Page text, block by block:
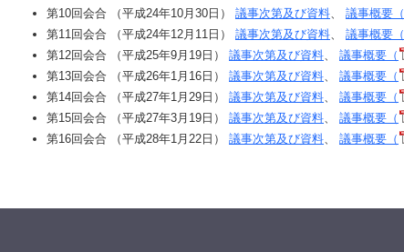
第10回会合 （平成24年10月30日） 議事次第及び資料、 議事概要（
第11回会合 （平成24年12月11日） 議事次第及び資料、 議事概要（
第12回会合 （平成25年9月19日） 議事次第及び資料、 議事概要（
第13回会合 （平成26年1月16日） 議事次第及び資料、 議事概要（
第14回会合 （平成27年1月29日） 議事次第及び資料、 議事概要（
第15回会合 （平成27年3月19日） 議事次第及び資料、 議事概要（
第16回会合 （平成28年1月22日） 議事次第及び資料、 議事概要（